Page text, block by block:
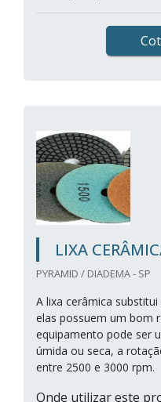
LIXA
PYRAMID / DIADEMA - SP
A lixa cerâmica
elas possuem um bom
equipamento pode ser
úmida ou seca, a
entre 2500 e 3000 rpm.
Onde utilizar este